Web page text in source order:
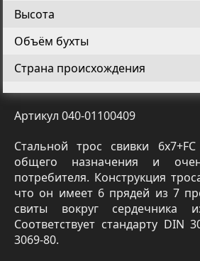
Высота
Объём бухты
Страна происхождения
Артикул 040-01100409
Стальной трос свивки
общего назначения и
потребителя. Конструкция
что он имеет 6 прядей из 7
свиты вокруг сердечника
Соответствует стандарту DIN
3069-80.